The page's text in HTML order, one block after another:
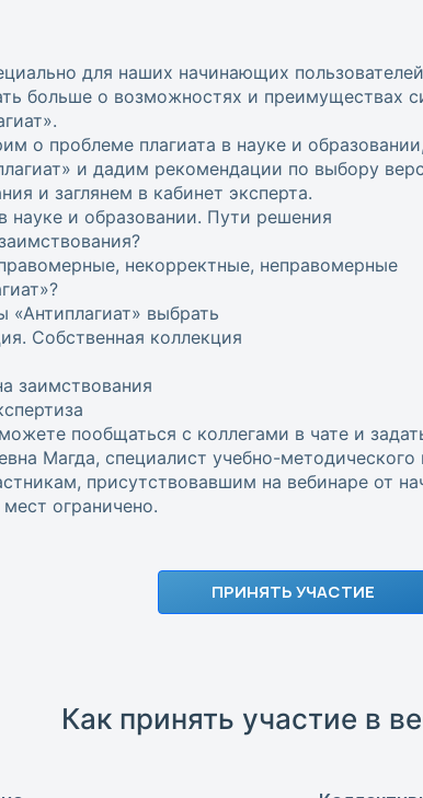
для наших начинающих
больше о возможностях и преимуществах
о проблеме плагиата в науке и
и дадим рекомендации по выбору
и заглянем в кабинет эксперта.
науке и образовании. Пути решения
некорректные, неправомерные
выбрать
Собственная коллекция
заимствования
пообщаться с коллегами в чате и
Магда, специалист учебно-
присутствовавшим на вебинаре от
ограничено.
ПРИНЯТЬ УЧАСТИЕ
Как принять участие в